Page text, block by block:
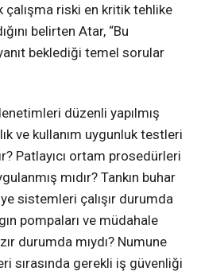
çalışma riski en kritik tehlike
belirten Atar, “Bu
beklediği temel sorular
düzenli yapılmış
ve kullanım uygunluk testleri
Patlayıcı ortam prosedürleri
mıdır? Tankın buhar
sistemleri çalışır durumda
pompaları ve müdahale
durumda mıydı? Numune
sırasında gerekli iş güvenliği